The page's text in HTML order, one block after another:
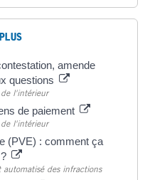
amende
questions
l'intérieur
de paiement
l'intérieur
(PVE) : comment ça
des infractions